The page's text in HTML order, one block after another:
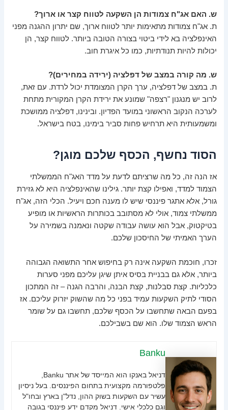
ש. האם אג"ח צמודות הן השקעה לטווח קצר או ארוך?
ת. אג"ח צמודות מתאימות יותר לטווח ארוך, שם יתרון ההגנה מפני
האינפלציה בא לידי ביטוי בצורה הטובה ביותר. לטווח קצר, הן
יכולות להיות תנודתיות, כמו כל איגרת חוב.
ש. מה קורה במצב של דפלציה (ירידה במחירים)?
ת. במצב של דפלציה, ערך הקרן המצומדת יכול לרדת. עם זאת,
לרוב יש מנגנון "רצפה" שמונע את ירידת הקרן המקורית מתחת
לערכה הנקוב הראשוני במועד הפדיון. ובינינו, דפלציה ממושכת
ומשמעותית היא תרחיש פחות סביר בימינו, בטח בישראל.
הסוד נחשף, הכסף שלכם מוגן?
אז הנה זה, כל מה שרציתם לדעת על מדד האג"ח הממשלתי
הצמוד למדד, ואפילו קצת יותר. גילינו שהאינפלציה היא לא גזירת
גורל, אלא אתגר פיננסי שיש לו מענה חכם ויעיל. הכלי הזה, אג"ח
ממשלתי צמוד, אולי לא מסתובב בכותרות הראשיות או מופיע
בטיקטוק, אבל הוא עושה עבודה שקטה ונאמנה בשמירה על
הערך האמיתי של החיסכון שלכם.
זכרו, חוכמת השקעה אינה רק בחיפוש אחר התשואה הגבוהה
ביותר, אלא גם בבניית בסיס איתן שיגן עליכם מפני סערות
כלכליות. קצת סבלנות, קצת הבנה, והרבה הגנה – זה המתכון
הסודי לתיק השקעות עמיד בפני כל מה שהשוק יזרוק עליכם. אז
בפעם הבאה שתחשבו על הכסף שלכם, תחשבו גם על שומר
הראש הצמוד שלו. הוא שם בשבילכם.
Banku
פלטפורמה מקצועית בתחום הפיננסים. בעל ניסיון
עשיר עם השקעות בשוק ההון, נדל"ן בארץ ובחו"ל
וגם כלכלי אישי. דניאל מקדם ידע פיננסי בגובה